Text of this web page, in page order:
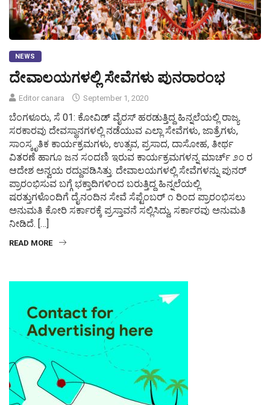
NEWS
ದೇವಾಲಯಗಳಲ್ಲಿ ಸೇವೆಗಳು ಪುನರಾರಂಭ
Editor canara September 1, 2020
ಬೆಂಗಳೂರು, ಸೆ 01: ಕೋವಿಡ್ ವೈರಸ್ ಹರಡುತ್ತಿದ್ದ ಹಿನ್ನಲೆಯಲ್ಲಿ ರಾಜ್ಯ
ಸರಕಾರವು ದೇವಸ್ಥಾನಗಳಲ್ಲಿ ನಡೆಯುವ ಎಲ್ಲಾ ಸೇವೆಗಳು, ಜಾತ್ರೆಗಳು,
ಸಾಂಸ್ಕೃತಿಕ ಕಾರ್ಯಕ್ರಮಗಳು, ಉತ್ಸವ, ಪ್ರಸಾದ, ದಾಸೋಹ, ತೀರ್ಥ
ವಿತರಣೆ ಹಾಗೂ ಜನ ಸಂದಣಿ ಇರುವ ಕಾರ್ಯಕ್ರಮಗಳನ್ನ ಮಾರ್ಚ್ ೨೦ ರ
ಆದೇಶ ಅನ್ವಯ ರದ್ದುಪಡಿಸಿತ್ತು. ದೇವಾಲಯಗಳಲ್ಲಿ ಸೇವೆಗಳನ್ನು ಪುನರ್
ಪ್ರಾರಂಭಿಸುವ ಬಗ್ಗೆ ಭಕ್ತಾದಿಗಳಿಂದ ಬರುತ್ತಿದ್ದ ಹಿನ್ನಲೆಯಲ್ಲಿ
ಷರತ್ತುಗಳೊಂದಿಗೆ ದೈನಂದಿನ ಸೇವೆ ಸೆಪ್ಟೆಂಬರ್ ೧ ರಿಂದ ಪ್ರಾರಂಭಿಸಲು
ಅನುಮತಿ ಕೋರಿ ಸರ್ಕಾರಕ್ಕೆ ಪ್ರಸ್ತಾವನೆ ಸಲ್ಲಿಸಿದ್ದು, ಸರ್ಕಾರವು ಅನುಮತಿ
ನೀಡಿದೆ. […]
READ MORE